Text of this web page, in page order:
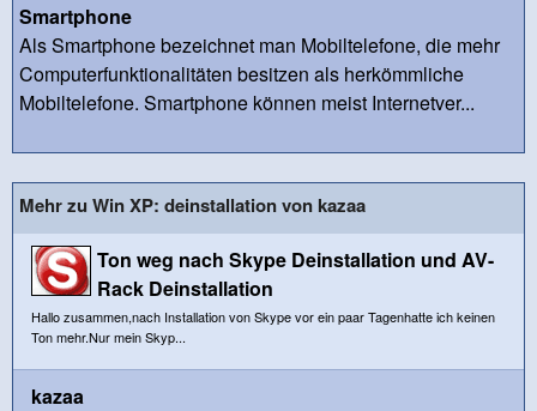
Smartphone
Als Smartphone bezeichnet man Mobiltelefone, die mehr
Computerfunktionalitäten besitzen als herkömmliche
Mobiltelefone. Smartphone können meist Internetver...
Mehr zu Win XP: deinstallation von kazaa
Ton weg nach Skype Deinstallation und AV-
Rack Deinstallation
Hallo zusammen,nach Installation von Skype vor ein paar Tagenhatte ich keinen
Ton mehr.Nur mein Skyp...
kazaa